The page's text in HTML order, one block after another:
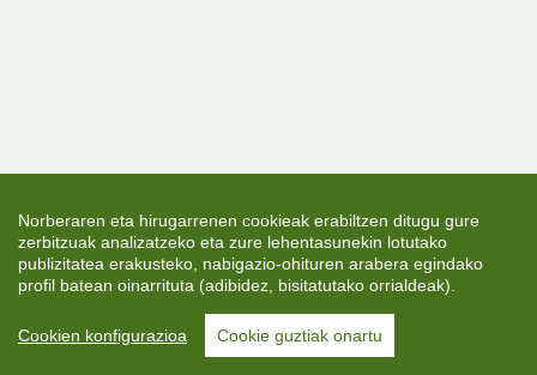
Norberaren eta hirugarrenen cookieak erabiltzen ditugu gure
zerbitzuak analizatzeko eta zure lehentasunekin lotutako
publizitatea erakusteko, nabigazio-ohituren arabera egindako
profil batean oinarrituta (adibidez, bisitatutako orrialdeak).
Cookien konfigurazioa Cookie guztiak onartu